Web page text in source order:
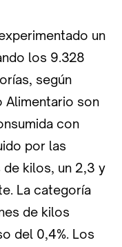
un
los 9.328
según
Alimentario son
con
por las
kilos, un 2,3 y
La categoría
de kilos
del 0,4%. Los